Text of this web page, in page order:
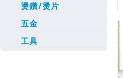
燙鑽/燙片
五金
工具